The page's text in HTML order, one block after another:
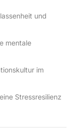
und
mentale
im
Stressresilienz